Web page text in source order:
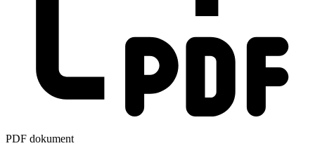
PDF dokument